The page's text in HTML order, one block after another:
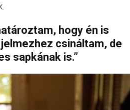
hogy én is
csináltam, de
sapkának is.”